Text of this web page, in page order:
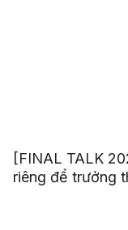
[FINAL TALK
riêng để trưởng